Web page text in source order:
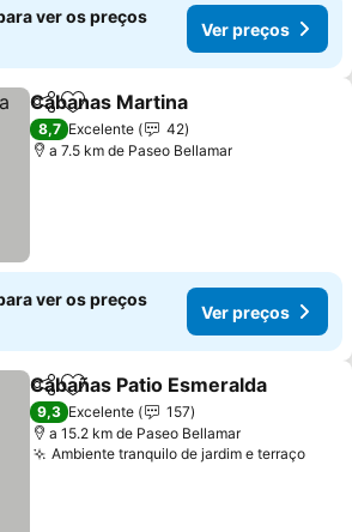
ver os preços
Ver preços
PartilharAdicionar aos favoritos
Cabanas Martina
8,7 Excelente
42
a 7.5 km de Paseo Bellamar
ver os preços
Ver preços
PartilharAdicionar aos favoritos
Cabañas Patio Esmeralda
9,3 Excelente
157
a 15.2 km de Paseo Bellamar
Ambiente tranquilo de jardim e terraçoVer